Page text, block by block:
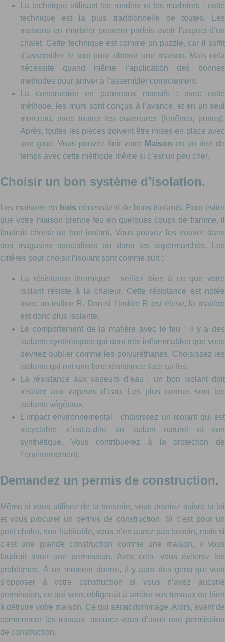
La technique utilisant les rondins et les marbriers : cette
technique est la plus traditionnelle de toutes. Les
maisons en marbrier peuvent parfois avoir l’aspect d’un
chalet. Cette technique est comme un puzzle, car il suffit
d’assembler le tout pour obtenir une maison. Mais cela
nécessite quand même l’application des bonnes
méthodes pour arriver à l’assembler correctement.
La construction en panneaux massifs : avec cette
méthode, les murs sont conçus à l’avance, et en un seul
morceau, avec toutes les ouvertures (fenêtres, portes).
Après, toutes les pièces doivent être mises en place avec
une grue. Vous pouvez finir votre Maison en un rien de
temps avec cette méthode même si c’est un peu cher.
Choisir un bon système d’isolation.
Les maisons en bois nécessitent de bons isolants. Pour éviter
que votre maison prenne feu en quelques coups de flamme, il
faudrait choisir un bon isolant. Vous pouvez les trouver dans
des magasins spécialisés ou dans les supermarchés. Les
critères pour choisir l’isolant sont comme suit :
La résistance thermique : veillez bien à ce que votre
isolant résiste à la chaleur. Cette résistance est notée
avec un indice R. Don si l’indice R est élevé, la matière
est donc plus isolante.
Le comportement de la matière avec le feu : il y a des
isolants synthétiques qui sont très inflammables que vous
devriez oublier comme les polyuréthanes. Choisissez les
isolants qui ont une forte résistance face au feu.
La résistance aux vapeurs d’eau : un bon isolant doit
résister aux vapeurs d’eau. Les plus connus sont les
isolants végétaux.
L’impact environnemental : choisissez un isolant qui est
recyclable, c’est-à-dire un isolant naturel et non
synthétique. Vous contribuerez à la protection de
l’environnement.
Demandez un permis de construction.
Même si vous utilisez de la boiserie, vous devriez suivre la loi
et vous procurer un permis de construction. Si c’est pour un
petit chalet, non habitable, vous n’en aurez pas besoin, mais si
c’est une grande construction comme une maison, il vous
faudrait avoir une permission. Avec cela, vous éviterez les
problèmes. À un moment donné, il y aura des gens qui vont
s’opposer à votre construction si vous n’avez aucune
permission, ce qui vous obligerait à arrêter vos travaux ou bien
à détruire votre maison. Ce qui serait dommage. Alors, avant de
commencer les travaux, assurez-vous d’avoir une permission
de construction.